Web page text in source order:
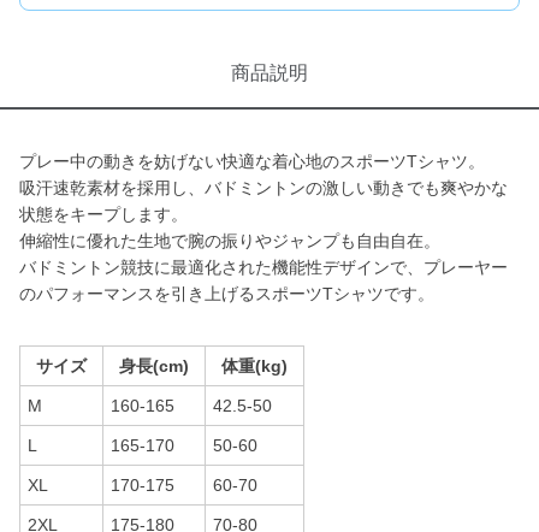
商品説明
プレー中の動きを妨げない快適な着心地のスポーツTシャツ。
吸汗速乾素材を採用し、バドミントンの激しい動きでも爽やかな
状態をキープします。
伸縮性に優れた生地で腕の振りやジャンプも自由自在。
バドミントン競技に最適化された機能性デザインで、プレーヤー
のパフォーマンスを引き上げるスポーツTシャツです。
サイズ 身長(cm) 体重(kg)
M 160-165 42.5-50
L 165-170 50-60
XL 170-175 60-70
2XL 175-180 70-80